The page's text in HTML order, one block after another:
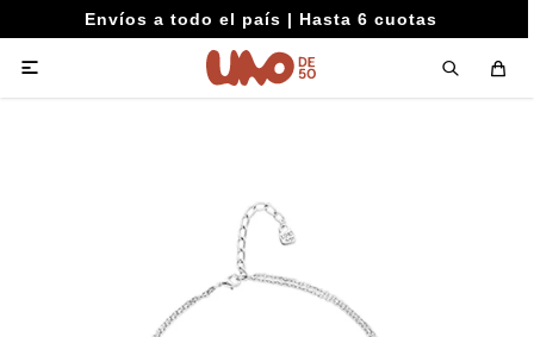
Envíos a todo el país | Hasta 6 cuotas
